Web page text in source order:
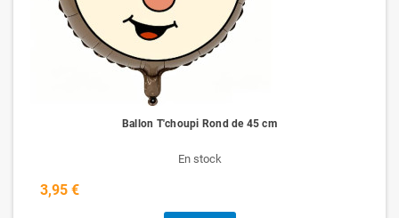
Ballon T'choupi Rond de 45 cm
En stock
3,95 €